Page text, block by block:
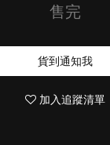
售完
貨到通知我
加入追蹤清單